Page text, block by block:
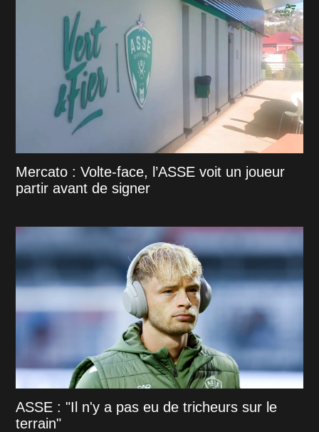
Mercato : Volte-face, l’ASSE voit un joueur
partir avant de signer
ASSE : "Il n'y a pas eu de tricheurs sur le
terrain"